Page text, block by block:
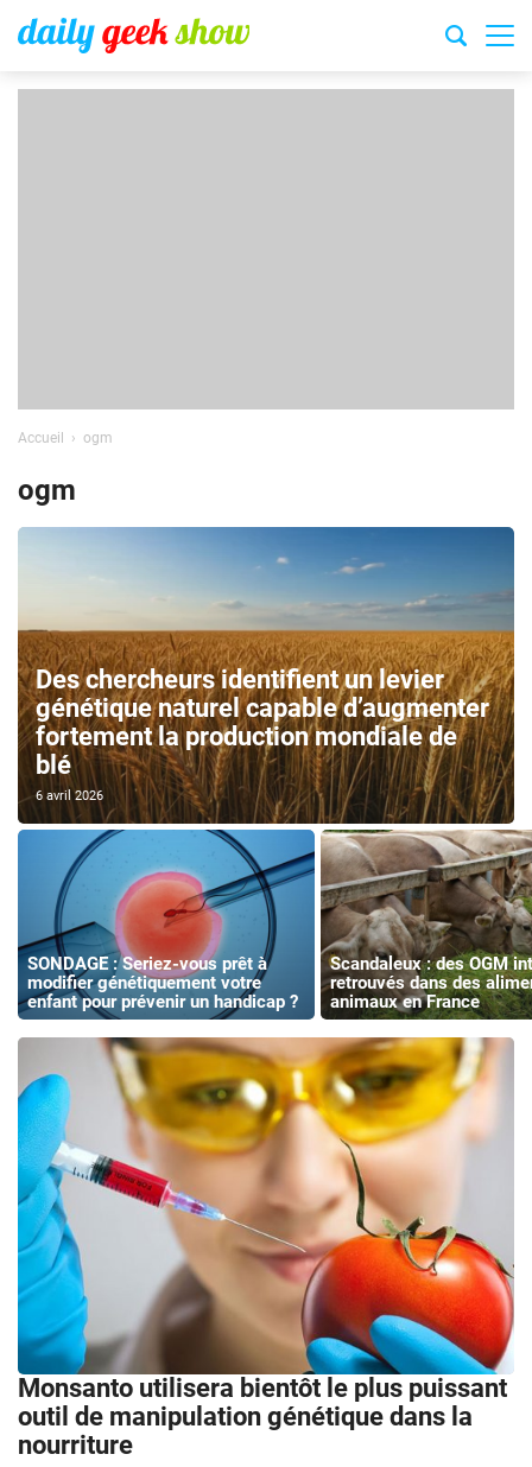
Accueil ogm
ogm
Des chercheurs identifient un levier
génétique naturel capable d’augmenter
fortement la production mondiale de
blé
6 avril 2026
SONDAGE : Seriez-vous prêt à
modifier génétiquement votre
enfant pour prévenir un handicap ?
Scandaleux : des OGM
retrouvés dans des
animaux en France
Monsanto utilisera bientôt le plus puissant
outil de manipulation génétique dans la
nourriture